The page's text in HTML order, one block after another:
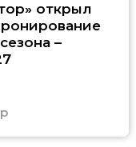
открыл
–